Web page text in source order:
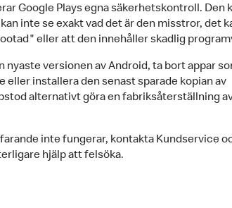
Google Plays egna säkerhetskontroll. Den
inte se exakt vad det är den misstror, det
eller att den innehåller skadlig
nyaste versionen av Android, ta bort appar
eller installera den senast sparade kopian av
alternativt göra en fabriksåterställning
inte fungerar, kontakta Kundservice
hjälp att felsöka.